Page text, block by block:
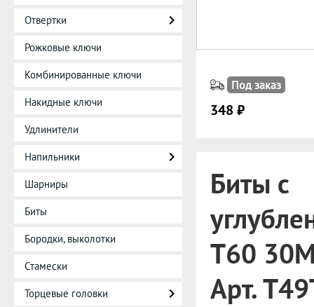
Отвертки
Рожковые ключи
Комбинированные ключи
Накидные ключи
Удлинители
Напильники
Шарниры
Биты
Бородки, выколотки
Стамески
Торцевые головки
Под заказ
348 ₽
Биты с
T60
Арт.